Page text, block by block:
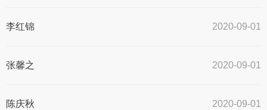
李红锦 2020-09-01
张馨之 2020-09-01
陈庆秋 2020-09-01